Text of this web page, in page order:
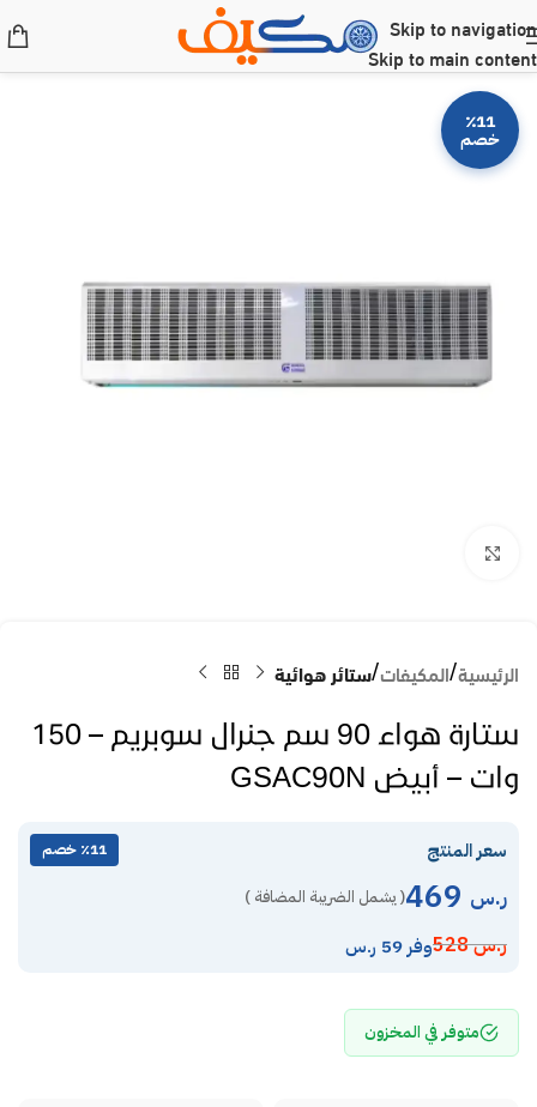
Skip to navigation
Skip to main content
٪11
خصم
الرئيسية المكيفات ستائر هوائية
ستارة هواء 90 سم جنرال سوبريم – 150
وات – أبيض GSAC90N
سعر المنتج ٪11 خصم
ر.س ( يشمل الضريبة المضافة )
ر.س528 وفر 59 ر.س
متوفر في المخزون